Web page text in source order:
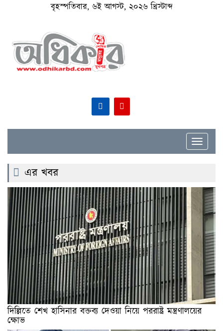
বৃহস্পতিবার, ৬ই আগস্ট, ২০২৬ খ্রিস্টাব্দ
Toggle
এর খবর
দিল্লিতে শেখ হাসিনার বক্তব্য দেওয়া নিয়ে পররাষ্ট্র মন্ত্রণালয়ের
ক্ষোভ